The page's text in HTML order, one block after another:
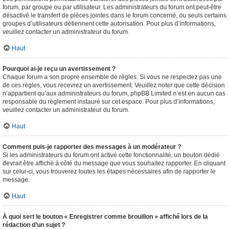
forum, par groupe ou par utilisateur. Les administrateurs du forum ont peut-être
désactivé le transfert de pièces jointes dans le forum concerné, ou seuls certains
groupes d’utilisateurs détiennent cette autorisation. Pour plus d’informations,
veuillez contacter un administrateur du forum.
Haut
Pourquoi ai-je reçu un avertissement ?
Chaque forum a son propre ensemble de règles. Si vous ne respectez pas une
de ces règles, vous recevrez un avertissement. Veuillez noter que cette décision
n’appartient qu’aux administrateurs du forum, phpBB Limited n’est en aucun cas
responsable du règlement instauré sur cet espace. Pour plus d’informations,
veuillez contacter un administrateur du forum.
Haut
Comment puis-je rapporter des messages à un modérateur ?
Si les administrateurs du forum ont activé cette fonctionnalité, un bouton dédié
devrait être affiché à côté du message que vous souhaitez rapporter. En cliquant
sur celui-ci, vous trouverez toutes les étapes nécessaires afin de rapporter le
message.
Haut
À quoi sert le bouton « Enregistrer comme brouillon » affiché lors de la
rédaction d’un sujet ?